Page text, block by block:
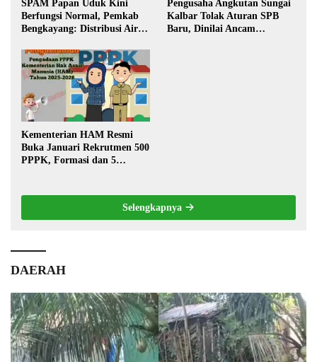
SPAM Papan Uduk Kini
Berfungsi Normal, Pemkab
Bengkayang: Distribusi Air
Warga
Pengusaha Angkutan Sungai
Kalbar Tolak Aturan SPB
Baru, Dinilai Ancam
Kementerian HAM Resmi
Buka Januari Rekrutmen 500
PPPK, Formasi dan 5
Selengkapnya
DAERAH